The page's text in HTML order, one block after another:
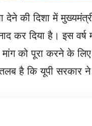
देने की दिशा में
कर दिया है। इस
मांग को पूरा करने के
है कि यूपी सरकार